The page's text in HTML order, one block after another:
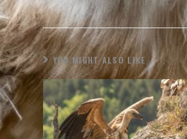
YOU MIGHT ALSO LIKE